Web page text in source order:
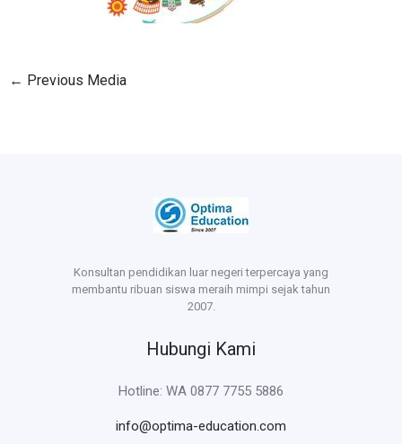
← Previous Media
Konsultan pendidikan luar negeri terpercaya yang
membantu ribuan siswa meraih mimpi sejak tahun
2007.
Hubungi Kami
Hotline: WA 0877 7755 5886
info@optima-education.com